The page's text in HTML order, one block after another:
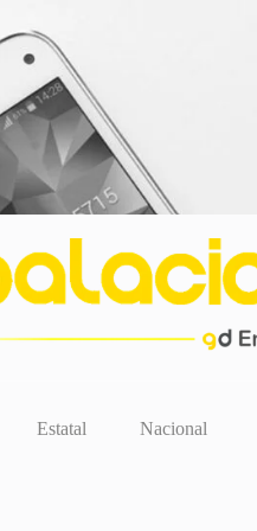
Estatal Nacional